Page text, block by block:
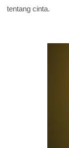
tentang cinta.